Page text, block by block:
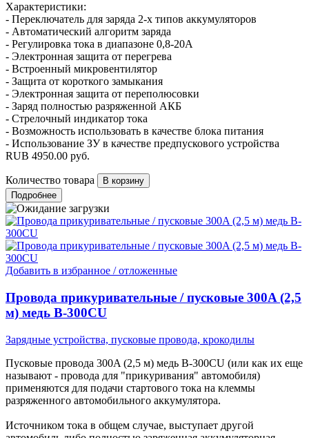
Характеристики:
- Переключатель для заряда 2-х типов аккумуляторов
- Автоматический алгоритм заряда
- Регулировка тока в диапазоне 0,8-20А
- Электронная защита от перегрева
- Встроенный микровентилятор
- Защита от короткого замыкания
- Электронная защита от переполюсовки
- Заряд полностью разряженной АКБ
- Стрелочный индикатор тока
- Возможность использовать в качестве блока питания
- Использование ЗУ в качестве предпускового устройства
RUB 4950.00 руб.
Количество товара
Подробнее
Добавить в избранное / отложенные
Провода прикуривательные / пусковые 300A (2,5
м) медь B-300CU
Зарядные устройства, пусковые провода, крокодилы
Пусковые провода 300A (2,5 м) медь B-300CU (или как их еще
называют - провода для "прикуривания" автомобиля)
применяются для подачи стартового тока на клеммы
разряженного автомобильного аккумулятора.
Источником тока в общем случае, выступает другой